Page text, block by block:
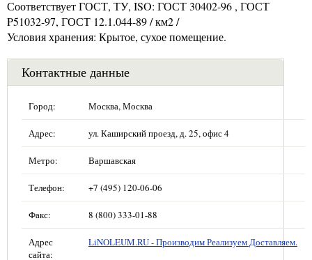
Соответствует ГОСТ, ТУ, ISO: ГОСТ 30402-96 , ГОСТ
P51032-97, ГОСТ 12.1.044-89 / км2 /
Условия хранения: Крытое, сухое помещение.
Контактные данные
Город: Москва, Москва
Адрес: ул. Каширский проезд, д. 25, офис 4
Метро: Варшавская
Телефон: +7 (495) 120-06-06
Факс: 8 (800) 333-01-88
Адрес
сайта:
LiNOLEUM.RU - Производим Реализуем Доставляем.